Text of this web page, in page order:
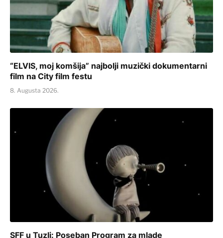
“ELVIS, moj komšija” najbolji muzički dokumentarni
film na City film festu
8. Augusta 2026.
SFF u Tuzli: Poseban Program za mlade